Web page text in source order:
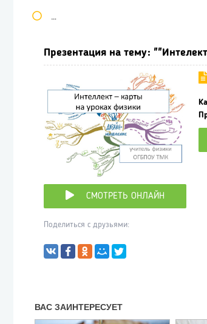
Школьные учебники / Презентации по
Презентация на тему:
СМОТРЕТЬ ОНЛАЙН
Поделиться с друзьями: